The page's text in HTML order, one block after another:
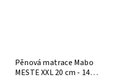
Pěnová matrace Mabo
MESTE XXL 20 cm - 140 x